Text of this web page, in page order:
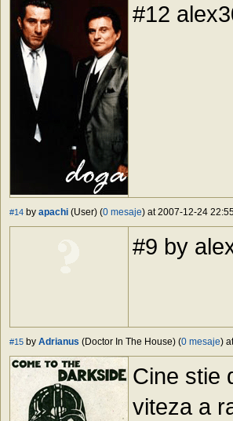
#12
#14 by apachi (User) (0 mesaje) at 2007-12-24
#9 by
#15 by Adrianus (Doctor In The House) (0 mesaje)
Cine stie
viteza a